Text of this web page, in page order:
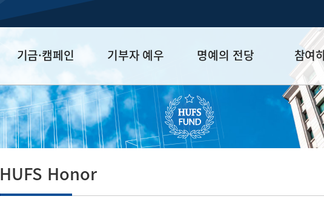
기금·캠페인
학교발전기금
장학기금
선배드림 장학금
기부자 예우
예우 프로그램
세제 혜택
명예의 전당
HUFS Honor
Diamond Club
Platinum Club
참여
참여방법
기부하기
잠재기부자
HUFS Honor